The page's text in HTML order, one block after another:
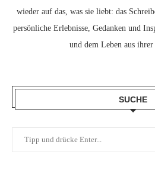
wieder auf das, was sie liebt: das
persönliche Erlebnisse, Gedanken und
und dem Leben aus ihrer
SUCHE